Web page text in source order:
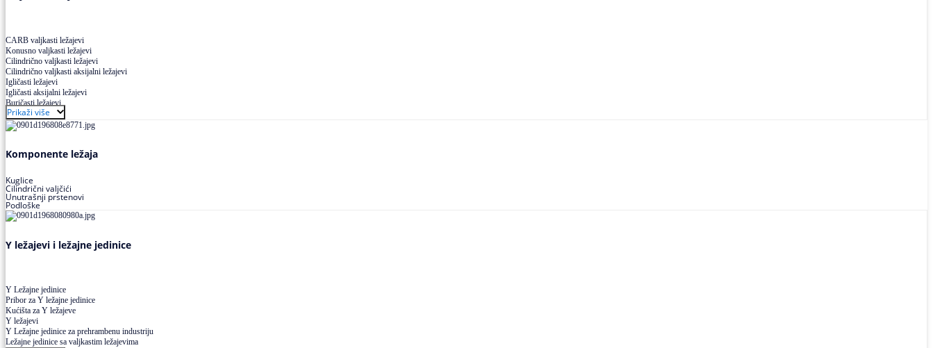
CARB valjkasti ležajevi
Konusno valjkasti ležajevi
Cilindrično valjkasti ležajevi
Cilindrično valjkasti aksijalni ležajevi
Igličasti ležajevi
Igličasti aksijalni ležajevi
Buričasti ležajevi
Buričasti zaptiveni ležajevi
Buričasti aksijalni ležajevi
Prikaži više
Komponente ležaja
Kuglice
Cilindrični valjčići
Unutrašnji prstenovi
Podloške
Y ležajevi i ležajne jedinice
Y Ležajne jedinice
Pribor za Y ležajne jedinice
Kućišta za Y ležajeve
Y ležajevi
Y Ležajne jedinice za prehrambenu industriju
Ležajne jedinice sa valjkastim ležajevima